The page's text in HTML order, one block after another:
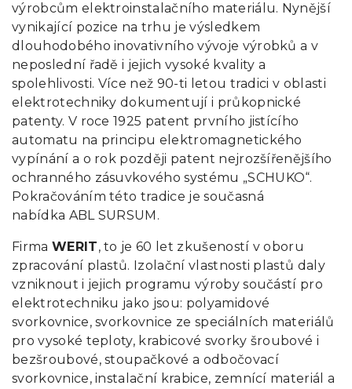
výrobcům elektroinstalačního materiálu. Nynější
vynikající pozice na trhu je výsledkem
dlouhodobého inovativního vývoje výrobků a v
neposlední řadě i jejich vysoké kvality a
spolehlivosti. Více než 90-ti letou tradici v oblasti
elektrotechniky dokumentují i průkopnické
patenty. V roce 1925 patent prvního jistícího
automatu na principu elektromagnetického
vypínání a o rok později patent nejrozšířenějšího
ochranného zásuvkového systému „SCHUKO“.
Pokračováním této tradice je současná
nabídka ABL SURSUM.
Firma WERIT, to je 60 let zkušeností v oboru
zpracování plastů. Izolační vlastnosti plastů daly
vzniknout i jejich programu výroby součástí pro
elektrotechniku jako jsou: polyamidové
svorkovnice, svorkovnice ze speciálních materiálů
pro vysoké teploty, krabicové svorky šroubové i
bezšroubové, stoupačkové a odbočovací
svorkovnice, instalační krabice, zemnící materiál a